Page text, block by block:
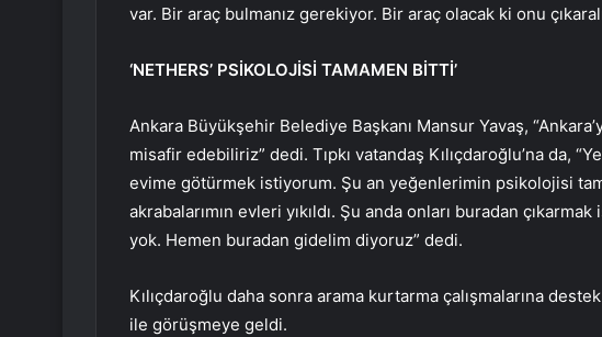
var. Bir araç bulmanız gerekiyor. Bir araç olacak ki onu
‘NETHERS’ PSİKOLOJİSİ TAMAMEN BİTTİ’
Ankara Büyükşehir Belediye Başkanı Mansur Yavaş,
misafir edebiliriz” dedi. Tıpkı vatandaş Kılıçdaroğlu’na da,
evime götürmek istiyorum. Şu an yeğenlerimin psikolojisi
akrabalarımın evleri yıkıldı. Şu anda onları buradan
yok. Hemen buradan gidelim diyoruz” dedi.
Kılıçdaroğlu daha sonra arama kurtarma çalışmalarına
ile görüşmeye geldi.